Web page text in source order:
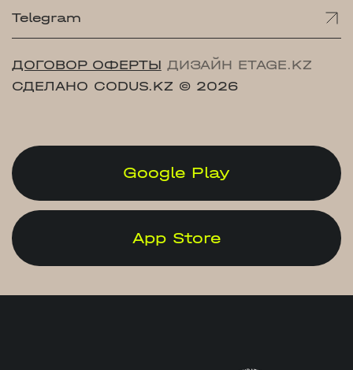
Telegram
ДОГОВОР ОФЕРТЫ ДИЗАЙН ETAGE.KZ
СДЕЛАНО CODUS.KZ © 2026
Google Play
App Store